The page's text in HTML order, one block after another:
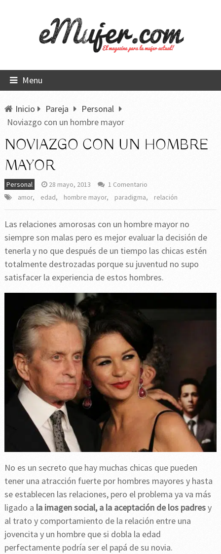
Menu
Inicio Pareja
Personal
Noviazgo con un hombre mayor
NOVIAZGO CON UN HOMBRE
MAYOR
Personal 28 mayo, 2013
1 Comentario
amor, edad, hombre mayor, paradigma, relación
Las relaciones amorosas con un hombre mayor no
siempre son malas pero es mejor evaluar la decisión de
tenerla y no que después de un tiempo las chicas estén
totalmente destrozadas porque su juventud no supo
satisfacer la experiencia de estos hombres.
No es un secreto que hay muchas chicas que pueden
tener una atracción fuerte por hombres mayores y hasta
se establecen las relaciones, pero el problema ya va más
ligado a la imagen social, a la aceptación de los padresy
al trato y comportamiento de la relación entre una
jovencita y un hombre que si dobla la edad
perfectamente podría ser el papá de su novia.